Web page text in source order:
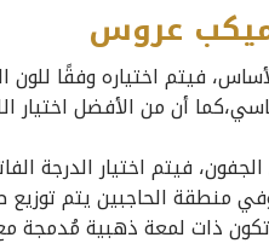
عروس
فيتم اختياره وفقًا
أن من الأفضل اختيار
الجفون، فيتم اختيار الدرجة
منطقة الحاجبين يتم توزيع
ذات لمعة ذهبية مُدمجة مع